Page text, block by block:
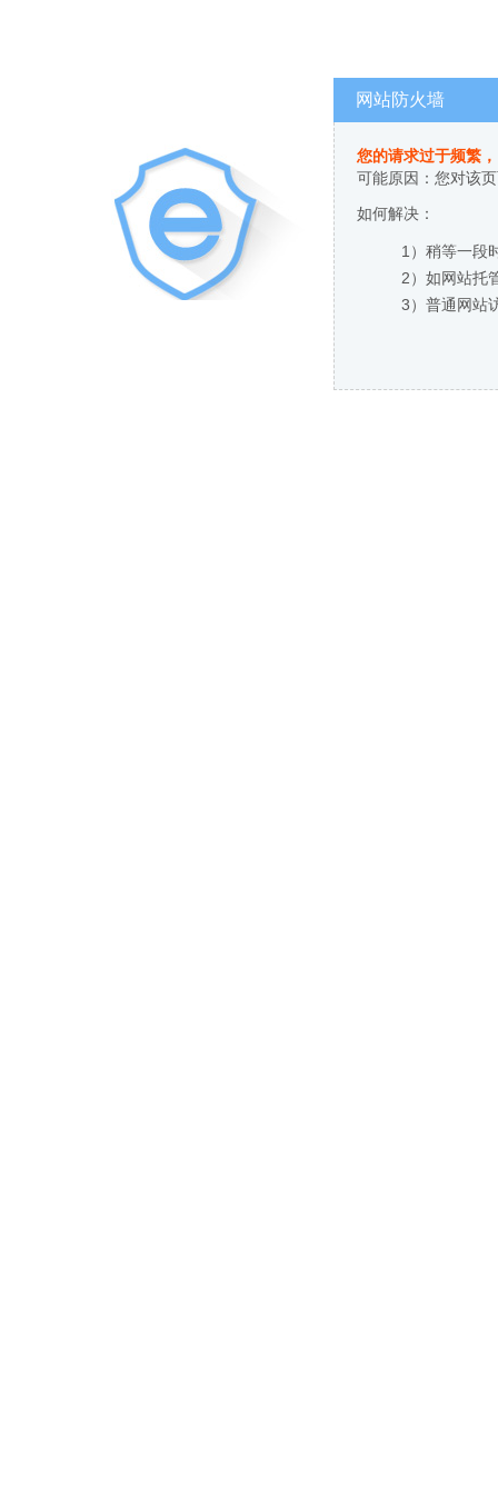
网站防火墙
您的请求过于频繁
可能原因：您对该
如何解决：
1）稍等一段
2）如网站托
3）普通网站